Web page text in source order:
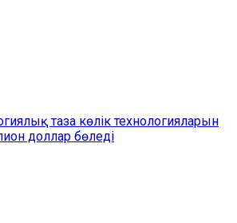
таза көлік технологияларын
доллар бөледі